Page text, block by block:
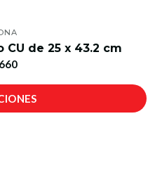
de 25 x 43.2 cm